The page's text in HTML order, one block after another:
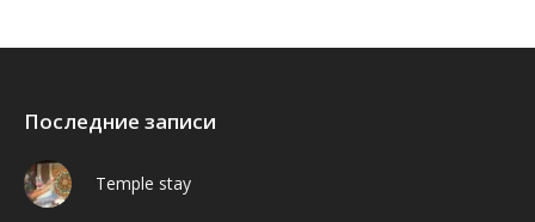
Последние записи
Temple stay